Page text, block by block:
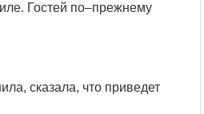
Гостей по–прежнему
сказала, что приведет